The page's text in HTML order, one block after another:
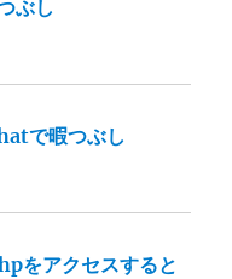
ぶし
で暇つぶし
をアクセスすると